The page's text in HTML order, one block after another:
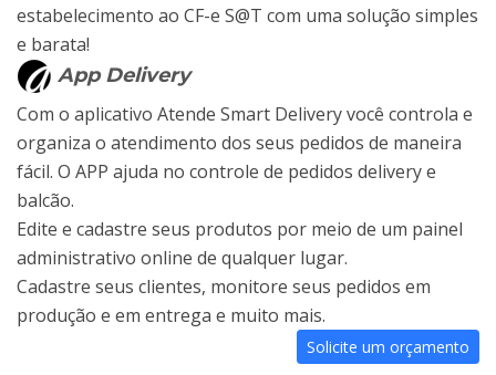
estabelecimento ao CF-e S@T com uma solução simples
e barata!
App Delivery
Com o aplicativo Atende Smart Delivery você controla e
organiza o atendimento dos seus pedidos de maneira
fácil. O APP ajuda no controle de pedidos delivery e
balcão.
Edite e cadastre seus produtos por meio de um painel
administrativo online de qualquer lugar.
Cadastre seus clientes, monitore seus pedidos em
produção e em entrega e muito mais.
Solicite um orçamento